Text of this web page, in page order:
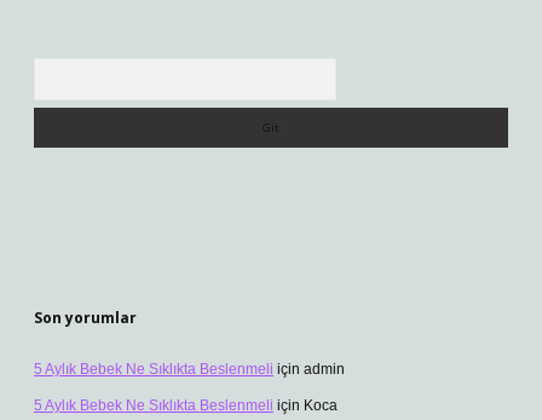
Son yorumlar
5 Aylık Bebek Ne Sıklıkta Beslenmeli için admin
5 Aylık Bebek Ne Sıklıkta Beslenmeli için Koca